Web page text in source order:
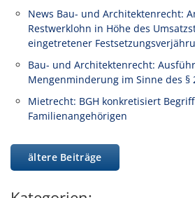
News Bau- und Architektenrecht:
Restwerklohn in Höhe des
eingetretener
Bau- und Architektenrecht:
Mengenminderung im Sinne des §
Mietrecht: BGH konkretisiert
Familienangehörigen
ältere Beiträge